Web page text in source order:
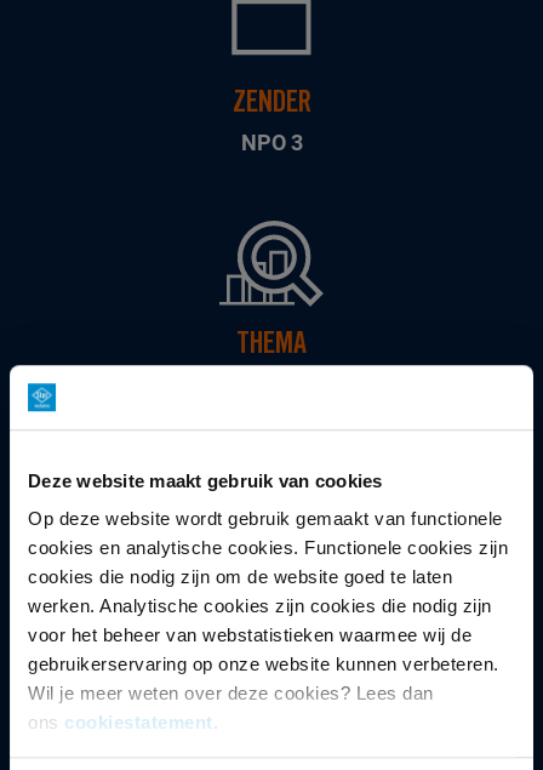
Deze website maakt gebruik van cookies
Op deze website wordt gebruik gemaakt van functionele
cookies en analytische cookies. Functionele cookies zijn
cookies die nodig zijn om de website goed te laten
werken. Analytische cookies zijn cookies die nodig zijn
voor het beheer van webstatistieken waarmee wij de
gebruikerservaring op onze website kunnen verbeteren.
Wil je meer weten over deze cookies? Lees dan
ons cookiestatement.
ZENDER
NPO 3
THEMA
DOELGROEP
Vrouwen 25-67 jaar